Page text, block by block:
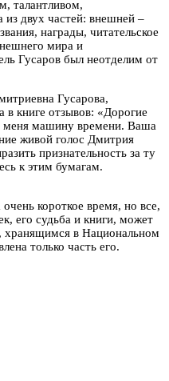
талантливом,
из двух частей: внешней –
награды, читательское
мира и
Гусаров был неотделим от
Гусарова,
в книге отзывов: «Дорогие
меня машину времени. Ваша
живой голос Дмитрия
признательность за ту
к этим бумагам.
короткое время, но все,
его судьба и книги, может
хранящимся в Национальном
только часть его.